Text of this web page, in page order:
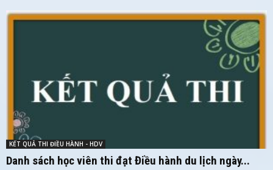
KẾT QUẢ THI ĐIỀU HÀNH - HDV
Danh sách học viên thi đạt Điều hành du lịch ngày...